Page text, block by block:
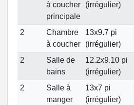
à coucher
principale
(irrégulier)
2
Chambre
à coucher
13x9.7 pi
(irrégulier)
2
Salle de
bains
12.2x9.10 pi
(irrégulier)
2
Salle à
manger
13x7 pi
(irrégulier)